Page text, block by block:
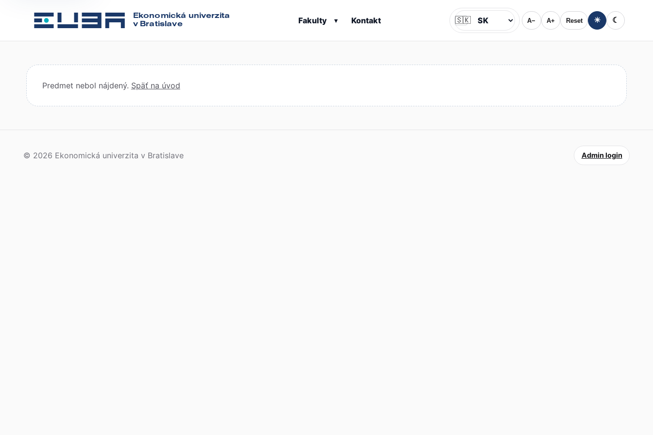
Ekonomická univerzita
v Bratislave
Fakulty ▾ Kontakt Jazyk
🇸🇰 A− A+ Reset ☀ ☾
Predmet nebol nájdený. Späť na úvod
© 2026 Ekonomická univerzita v Bratislave Admin login